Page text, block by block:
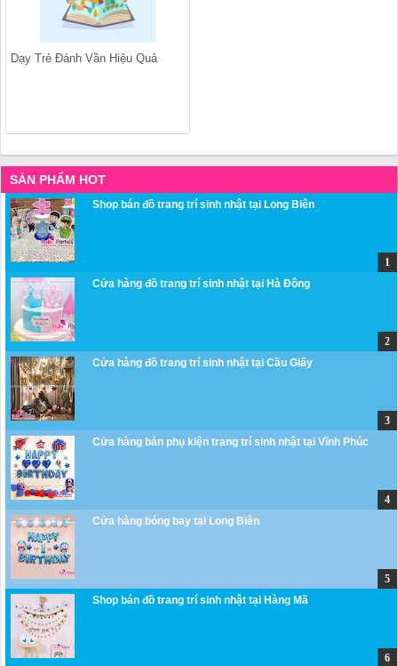
Dạy Trẻ Đánh Vần Hiệu Quả
SẢN PHẨM HOT
Shop bán đồ trang trí sinh nhật tại Long Biên
Cửa hàng đồ trang trí sinh nhật tại Hà Đông
Cửa hàng đồ trang trí sinh nhật tại Cầu Giấy
Cửa hàng bán phụ kiện trang trí sinh nhật tại Vĩnh Phúc
Cửa hàng bóng bay tại Long Biên
Shop bán đồ trang trí sinh nhật tại Hàng Mã